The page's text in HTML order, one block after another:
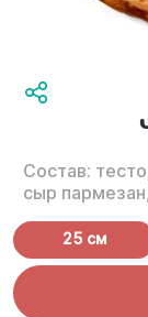
Состав:
сыр
25 см